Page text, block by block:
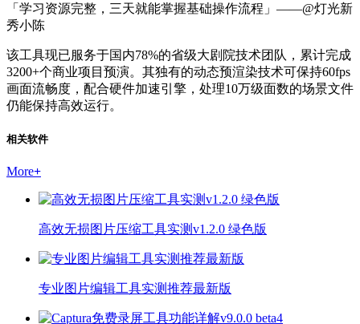
「学习资源完整，三天就能掌握基础操作流程」——@灯光新
秀小陈
该工具现已服务于国内78%的省级大剧院技术团队，累计完成
3200+个商业项目预演。其独有的动态预渲染技术可保持60fps
画面流畅度，配合硬件加速引擎，处理10万级面数的场景文件
仍能保持高效运行。
相关软件
More+
高效无损图片压缩工具实测v1.2.0 绿色版
专业图片编辑工具实测推荐最新版